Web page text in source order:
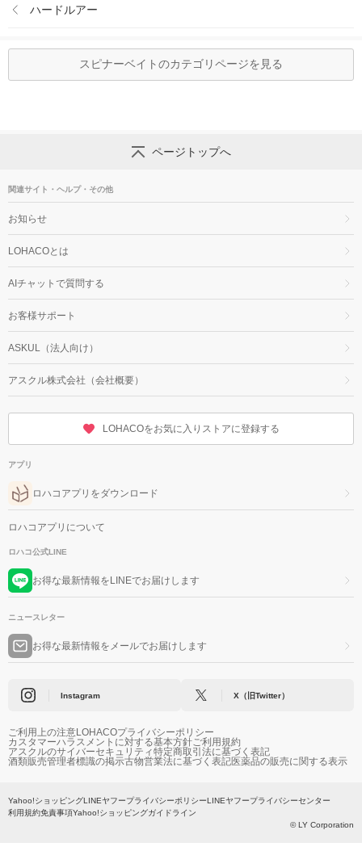
ハードルアー
スピナーベイトのカテゴリページを見る
ページトップへ
関連サイト・ヘルプ・その他
お知らせ
LOHACOとは
AIチャットで質問する
お客様サポート
ASKUL（法人向け）
アスクル株式会社（会社概要）
LOHACOをお気に入りストアに登録する
アプリ
ロハコアプリをダウンロード
ロハコアプリについて
ロハコ公式LINE
お得な最新情報をLINEでお届けします
ニュースレター
お得な最新情報をメールでお届けします
Instagram X（旧Twitter）
ご利用上の注意LOHACOプライバシーポリシー
カスタマーハラスメントに対する基本方針ご利用規約
アスクルのサイバーセキュリティ特定商取引法に基づく表記
酒類販売管理者標識の掲示古物営業法に基づく表記医薬品の販売に関する表示
Yahoo!ショッピングLINEヤフープライバシーポリシーLINEヤフープライバシーセンター
利用規約免責事項Yahoo!ショッピングガイドライン
© LY Corporation